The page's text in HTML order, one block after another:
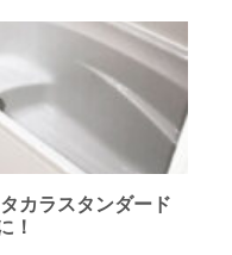
カラスタンダード
！